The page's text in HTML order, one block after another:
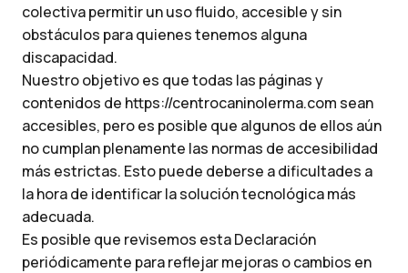
colectiva permitir un uso fluido, accesible y sin
obstáculos para quienes tenemos alguna
discapacidad.
Nuestro objetivo es que todas las páginas y
contenidos de https://centrocaninolerma.com sean
accesibles, pero es posible que algunos de ellos aún
no cumplan plenamente las normas de accesibilidad
más estrictas. Esto puede deberse a dificultades a
la hora de identificar la solución tecnológica más
adecuada.
Es posible que revisemos esta Declaración
periódicamente para reflejar mejoras o cambios en